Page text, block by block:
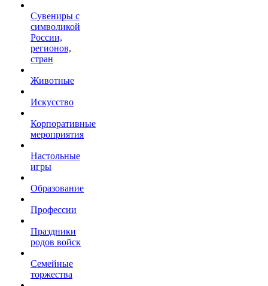
Сувениры с
символикой
России,
регионов,
стран
Животные
Искусство
Корпоративные
мероприятия
Настольные
игры
Образование
Профессии
Праздники
родов войск
Семейные
торжества